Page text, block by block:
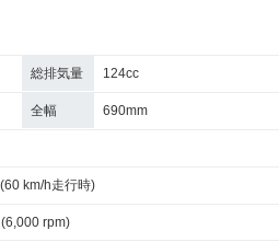
総排気量 124cc
全幅 690mm
km/h走行時)
rpm)